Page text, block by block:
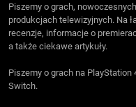
Piszemy o grach,
produkcjach telewizyjnych. Na
recenzje, informacje o
a także ciekawe artykuły.
Piszemy o grach na PlayStation
Switch.